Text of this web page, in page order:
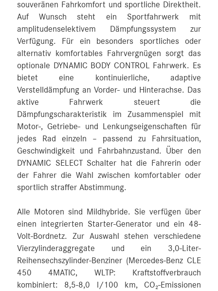
souveränen Fahrkomfort und sportliche Direktheit.
Auf Wunsch steht ein Sportfahrwerk mit
amplitudenselektivem Dämpfungssystem zur
Verfügung. Für ein besonders sportliches oder
alternativ komfortables Fahrvergnügen sorgt das
optionale DYNAMIC BODY CONTROL Fahrwerk. Es
bietet eine kontinuierliche, adaptive
Verstelldämpfung an Vorder- und Hinterachse. Das
aktive Fahrwerk steuert die
Dämpfungscharakteristik im Zusammenspiel mit
Motor-, Getriebe- und Lenkungseigenschaften für
jedes Rad einzeln – passend zu Fahrsituation,
Geschwindigkeit und Fahrbahnzustand. Über den
DYNAMIC SELECT Schalter hat die Fahrerin oder
der Fahrer die Wahl zwischen komfortabler oder
sportlich straffer Abstimmung.
Alle Motoren sind Mildhybride. Sie verfügen über
einen integrierten Starter-Generator und ein 48-
Volt-Bordnetz. Zur Auswahl stehen verschiedene
Vierzylinderaggregate und ein 3,0-Liter-
Reihensechszylinder-Benziner (Mercedes‑Benz CLE
450 4MATIC, WLTP: Kraftstoffverbrauch
kombiniert: 8,5‑8,0 l/100 km, CO₂-Emissionen